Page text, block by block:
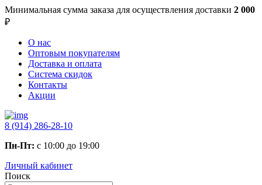
Минимальная сумма заказа для осуществления доставки 2 000
₽
О нас
Оптовым покупателям
Доставка и оплата
Система скидок
Контакты
Акции
8 (914) 286-28-10
Пн-Пт: с 10:00 до 19:00
Личный кабинет
Поиск